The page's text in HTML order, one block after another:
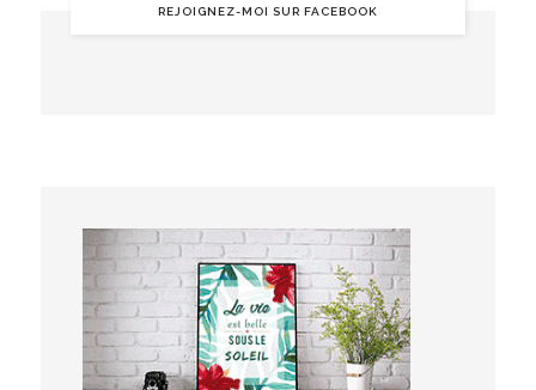
REJOIGNEZ-MOI SUR FACEBOOK